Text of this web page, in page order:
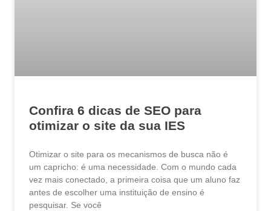
Confira 6 dicas de SEO para
otimizar o site da sua IES
Otimizar o site para os mecanismos de busca não é
um capricho: é uma necessidade. Com o mundo cada
vez mais conectado, a primeira coisa que um aluno faz
antes de escolher uma instituição de ensino é
pesquisar. Se você